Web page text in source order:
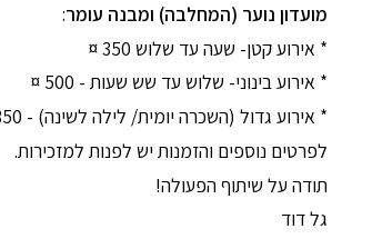
מועדון נוער (המחלבה) ומבנה עומר:
* אירוע קטן- שעה עד שלוש 350 ¤
* אירוע בינוני- שלוש עד שש שעות - 500 ¤
* אירוע גדול (השכרה יומית/ לילה לשינה) - 850 ¤
לפרטים נוספים והזמנות יש לפנות למזכירות.
תודה על שיתוף הפעולה!
גל דוד